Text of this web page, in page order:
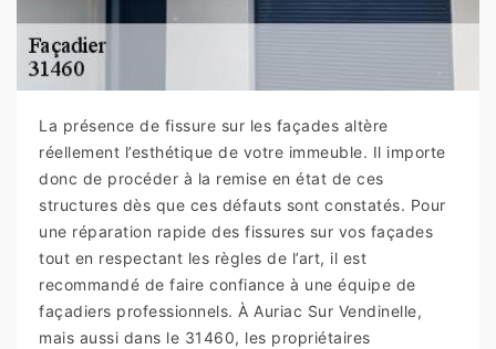
La présence de fissure sur les façades altère
réellement l’esthétique de votre immeuble. Il importe
donc de procéder à la remise en état de ces
structures dès que ces défauts sont constatés. Pour
une réparation rapide des fissures sur vos façades
tout en respectant les règles de l’art, il est
recommandé de faire confiance à une équipe de
façadiers professionnels. À Auriac Sur Vendinelle,
mais aussi dans le 31460, les propriétaires